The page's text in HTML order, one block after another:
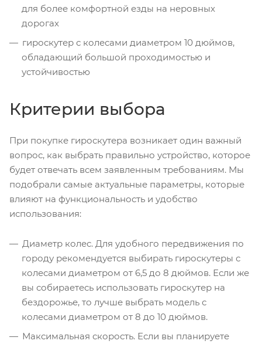
для более комфортной езды на неровных
дорогах
гироскутер с колесами диаметром 10 дюймов,
обладающий большой проходимостью и
устойчивостью
Критерии выбора
При покупке гироскутера возникает один важный
вопрос, как выбрать правильно устройство, которое
будет отвечать всем заявленным требованиям. Мы
подобрали самые актуальные параметры, которые
влияют на функциональность и удобство
использования:
Диаметр колес. Для удобного передвижения по
городу рекомендуется выбирать гироскутеры с
колесами диаметром от 6,5 до 8 дюймов. Если же
вы собираетесь использовать гироскутер на
бездорожье, то лучше выбрать модель с
колесами диаметром от 8 до 10 дюймов.
Максимальная скорость. Если вы планируете